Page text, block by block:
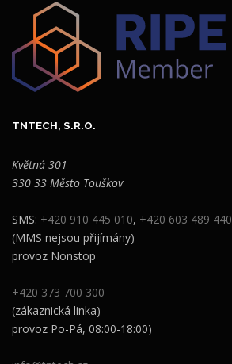
TNTECH, S.R.O.
Květná 301
330 33 Město Touškov
SMS: +420 910 445 010, +420 603 489 440
(MMS nejsou přijímány)
provoz Nonstop
+420 373 700 300
(zákaznická linka)
provoz Po-Pá, 08:00-18:00)